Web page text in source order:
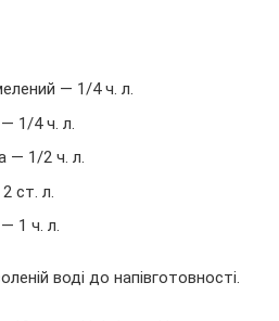
— 1/4 ч. л.
1/4 ч. л.
— 1/2 ч. л.
ст. л.
1 ч. л.
воді до напівготовності.